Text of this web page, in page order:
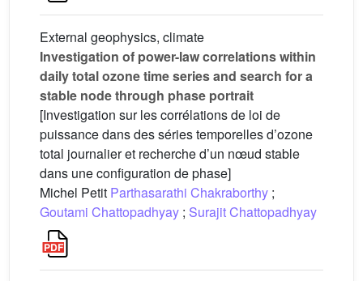
External geophysics, climate
Investigation of power-law correlations within
daily total ozone time series and search for a
stable node through phase portrait
[Investigation sur les corrélations de loi de
puissance dans des séries temporelles d’ozone
total journalier et recherche d’un nœud stable
dans une configuration de phase]
Michel Petit Parthasarathi Chakraborthy ;
Goutami Chattopadhyay ; Surajit Chattopadhyay